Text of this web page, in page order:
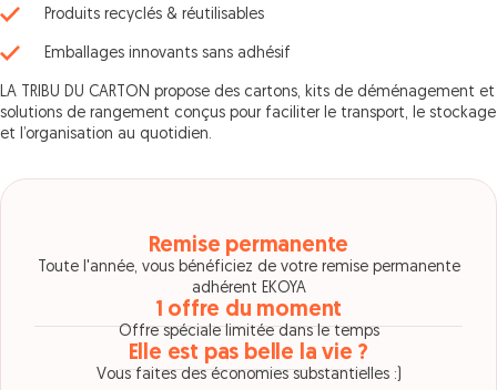
Produits recyclés & réutilisables
Emballages innovants sans adhésif
LA TRIBU DU CARTON propose des cartons, kits de déménagement et
solutions de rangement conçus pour faciliter le transport, le stockage
et l’organisation au quotidien.
Remise permanente
Toute l'année, vous bénéficiez de votre remise permanente
adhérent EKOYA
1 offre du moment
Offre spéciale limitée dans le temps
Elle est pas belle la vie ?
Vous faites des économies substantielles :)